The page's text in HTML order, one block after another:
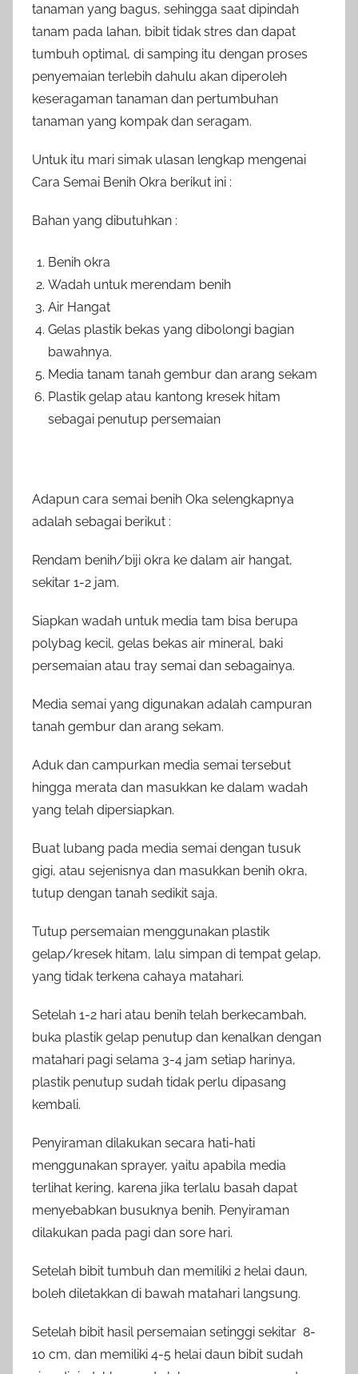
tanaman yang bagus, sehingga saat dipindah
tanam pada lahan, bibit tidak stres dan dapat
tumbuh optimal, di samping itu dengan proses
penyemaian terlebih dahulu akan diperoleh
keseragaman tanaman dan pertumbuhan
tanaman yang kompak dan seragam.
Untuk itu mari simak ulasan lengkap mengenai
Cara Semai Benih Okra berikut ini :
Bahan yang dibutuhkan :
Benih okra
Wadah untuk merendam benih
Air Hangat
Gelas plastik bekas yang dibolongi bagian
bawahnya.
Media tanam tanah gembur dan arang sekam
Plastik gelap atau kantong kresek hitam
sebagai penutup persemaian
Adapun cara semai benih Oka selengkapnya
adalah sebagai berikut :
Rendam benih/biji okra ke dalam air hangat,
sekitar 1-2 jam.
Siapkan wadah untuk media tam bisa berupa
polybag kecil, gelas bekas air mineral, baki
persemaian atau tray semai dan sebagainya.
Media semai yang digunakan adalah campuran
tanah gembur dan arang sekam.
Aduk dan campurkan media semai tersebut
hingga merata dan masukkan ke dalam wadah
yang telah dipersiapkan.
Buat lubang pada media semai dengan tusuk
gigi, atau sejenisnya dan masukkan benih okra,
tutup dengan tanah sedikit saja.
Tutup persemaian menggunakan plastik
gelap/kresek hitam, lalu simpan di tempat gelap,
yang tidak terkena cahaya matahari.
Setelah 1-2 hari atau benih telah berkecambah,
buka plastik gelap penutup dan kenalkan dengan
matahari pagi selama 3-4 jam setiap harinya,
plastik penutup sudah tidak perlu dipasang
kembali.
Penyiraman dilakukan secara hati-hati
menggunakan sprayer, yaitu apabila media
terlihat kering, karena jika terlalu basah dapat
menyebabkan busuknya benih. Penyiraman
dilakukan pada pagi dan sore hari.
Setelah bibit tumbuh dan memiliki 2 helai daun,
boleh diletakkan di bawah matahari langsung.
Setelah bibit hasil persemaian setinggi sekitar 8-
10 cm, dan memiliki 4-5 helai daun bibit sudah